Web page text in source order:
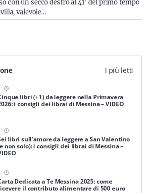
con le ultime news, iscriviti alla
con un secco destro al 41' del primo tempo
valevole…
I più letti
'
libri (+1) da leggere nella Primavera
i consigli dei librai di Messina – VIDEO
'
libri sull’amore da leggere a San Valentino
non solo): i consigli dei librai di Messina –
'
Dedicata a Te Messina 2025: come
il contributo alimentare di 500 euro